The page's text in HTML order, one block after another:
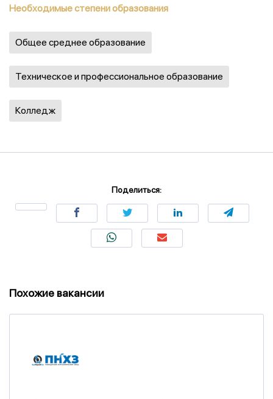
Необходимые степени образования
Общее среднее образование
Техническое и профессиональное образование
Колледж
Поделиться:
Похожие вакансии